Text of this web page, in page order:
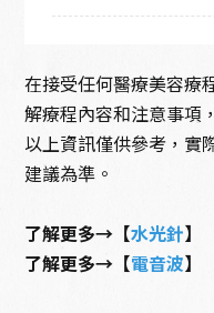
在接受任何醫療美容療
解療程內容和注意事項
以上資訊僅供參考，實
建議為準。
了解更多→【水光針】
了解更多→【電音波】